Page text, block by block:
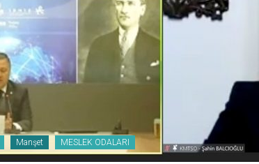
Manşet MESLEK ODALARI